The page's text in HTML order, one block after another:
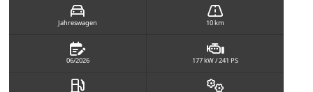
Jahreswagen 10 km
06/2026 177 kW / 241 PS